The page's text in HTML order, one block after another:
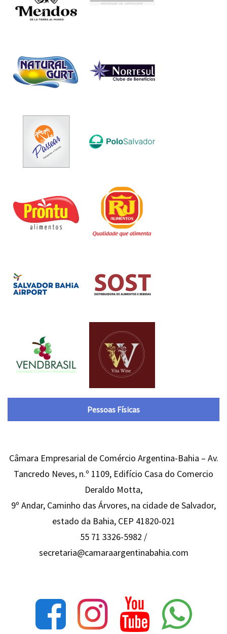
Pessoas Físicas
Câmara Empresarial de Comércio Argentina-Bahia – Av.
Tancredo Neves, n.º 1109, Edifício Casa do Comercio
Deraldo Motta,
9º Andar, Caminho das Árvores, na cidade de Salvador,
estado da Bahia, CEP 41820-021
55 71 3326-5982 /
secretaria@camaraargentinabahia.com